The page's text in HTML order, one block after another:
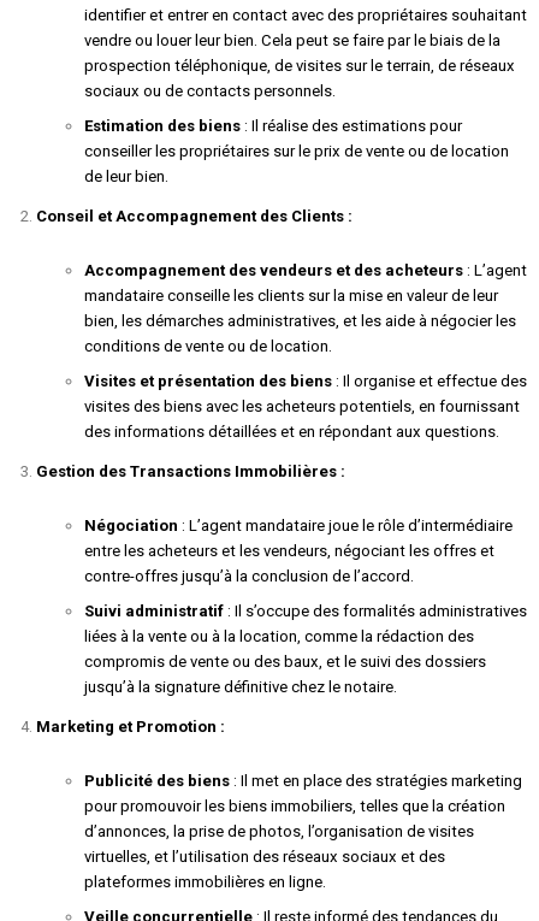
identifier et entrer en contact avec des propriétaires souhaitant
vendre ou louer leur bien. Cela peut se faire par le biais de la
prospection téléphonique, de visites sur le terrain, de réseaux
sociaux ou de contacts personnels.
Estimation des biens: Il réalise des estimations pour
conseiller les propriétaires sur le prix de vente ou de location
de leur bien.
Conseil et Accompagnement des Clients :
Accompagnement des vendeurs et des acheteurs: L’agent
mandataire conseille les clients sur la mise en valeur de leur
bien, les démarches administratives, et les aide à négocier les
conditions de vente ou de location.
Visites et présentation des biens: Il organise et effectue des
visites des biens avec les acheteurs potentiels, en fournissant
des informations détaillées et en répondant aux questions.
Gestion des Transactions Immobilières :
Négociation : L’agent mandataire joue le rôle d’intermédiaire
entre les acheteurs et les vendeurs, négociant les offres et
contre-offres jusqu’à la conclusion de l’accord.
Suivi administratif: Il s’occupe des formalités administratives
liées à la vente ou à la location, comme la rédaction des
compromis de vente ou des baux, et le suivi des dossiers
jusqu’à la signature définitive chez le notaire.
Marketing et Promotion :
Publicité des biens: Il met en place des stratégies marketing
pour promouvoir les biens immobiliers, telles que la création
d’annonces, la prise de photos, l’organisation de visites
virtuelles, et l’utilisation des réseaux sociaux et des
plateformes immobilières en ligne.
Veille concurrentielle: Il reste informé des tendances du